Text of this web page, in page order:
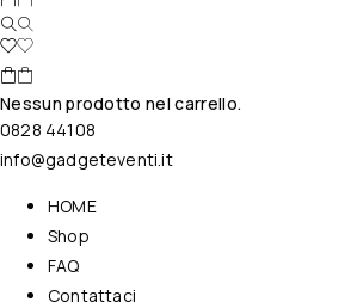
Nessun prodotto nel carrello.
0828 44108
info@gadgeteventi.it
HOME
Shop
FAQ
Contattaci